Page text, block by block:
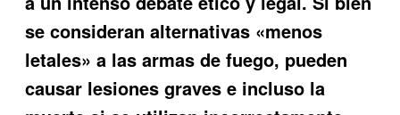
se consideran alternativas «menos
letales» a las armas de fuego, pueden
causar lesiones graves e incluso la